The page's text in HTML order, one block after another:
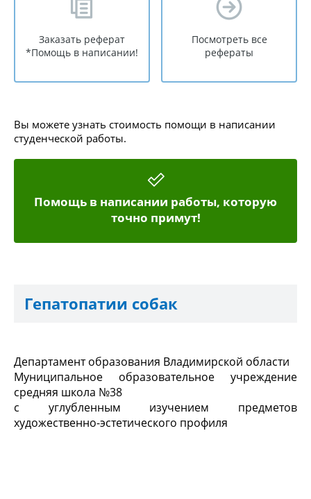
Заказать реферат
*Помощь в написании!
Посмотреть все
рефераты
Вы можете узнать стоимость помощи в написании
студенческой работы.
Помощь в написании работы, которую
точно примут!
Гепатопатии собак
Департамент образования Владимирской области
Муниципальное образовательное учреждение
средняя школа №38
с углубленным изучением предметов
художественно-эстетического профиля